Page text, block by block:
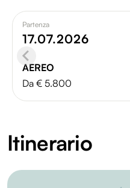
Partenza
17.07.2026
AEREO
Da € 5.800
Itinerario